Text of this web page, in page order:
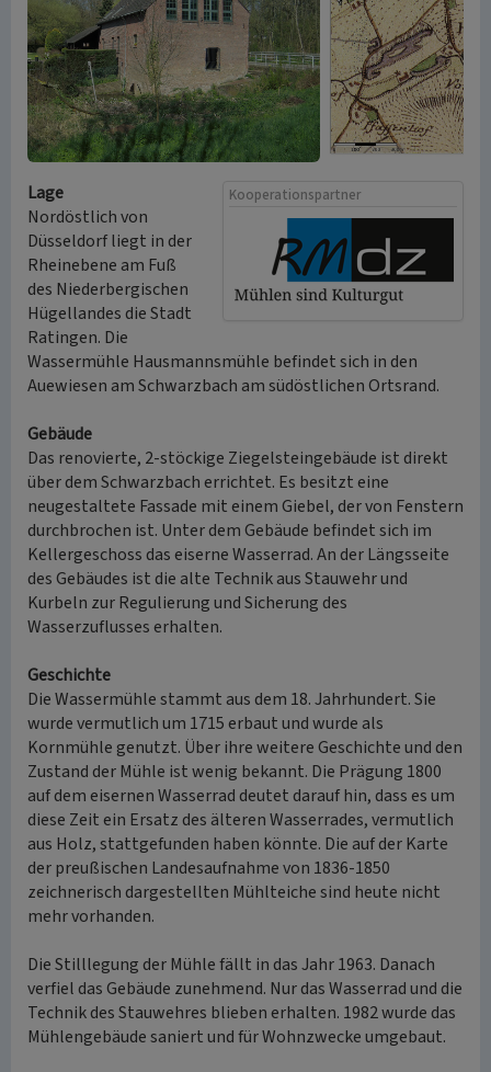
Kooperationspartner
Lage
Nordöstlich von
Düsseldorf liegt in der
Rheinebene am Fuß
des Niederbergischen
Hügellandes die Stadt
Ratingen. Die
Wassermühle Hausmannsmühle befindet sich in den
Auewiesen am Schwarzbach am südöstlichen Ortsrand.
Gebäude
Das renovierte, 2-stöckige Ziegelsteingebäude ist direkt
über dem Schwarzbach errichtet. Es besitzt eine
neugestaltete Fassade mit einem Giebel, der von Fenstern
durchbrochen ist. Unter dem Gebäude befindet sich im
Kellergeschoss das eiserne Wasserrad. An der Längsseite
des Gebäudes ist die alte Technik aus Stauwehr und
Kurbeln zur Regulierung und Sicherung des
Wasserzuflusses erhalten.
Geschichte
Die Wassermühle stammt aus dem 18. Jahrhundert. Sie
wurde vermutlich um 1715 erbaut und wurde als
Kornmühle genutzt. Über ihre weitere Geschichte und den
Zustand der Mühle ist wenig bekannt. Die Prägung 1800
auf dem eisernen Wasserrad deutet darauf hin, dass es um
diese Zeit ein Ersatz des älteren Wasserrades, vermutlich
aus Holz, stattgefunden haben könnte. Die auf der Karte
der preußischen Landesaufnahme von 1836-1850
zeichnerisch dargestellten Mühlteiche sind heute nicht
mehr vorhanden.
Die Stilllegung der Mühle fällt in das Jahr 1963. Danach
verfiel das Gebäude zunehmend. Nur das Wasserrad und die
Technik des Stauwehres blieben erhalten. 1982 wurde das
Mühlengebäude saniert und für Wohnzwecke umgebaut.